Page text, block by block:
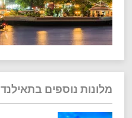
מלונות נוספים בתאילנד